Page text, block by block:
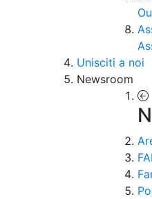
Unisciti a noi
Newsroom